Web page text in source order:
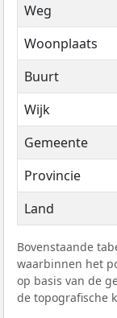
Weg
Woonplaats
Buurt
Wijk
Gemeente
Provincie
Land
Bovenstaande
waarbinnen het
op basis van de
de topografische